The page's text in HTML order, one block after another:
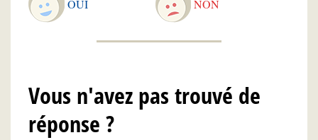
OUI NON
Vous n'avez pas trouvé de
réponse ?